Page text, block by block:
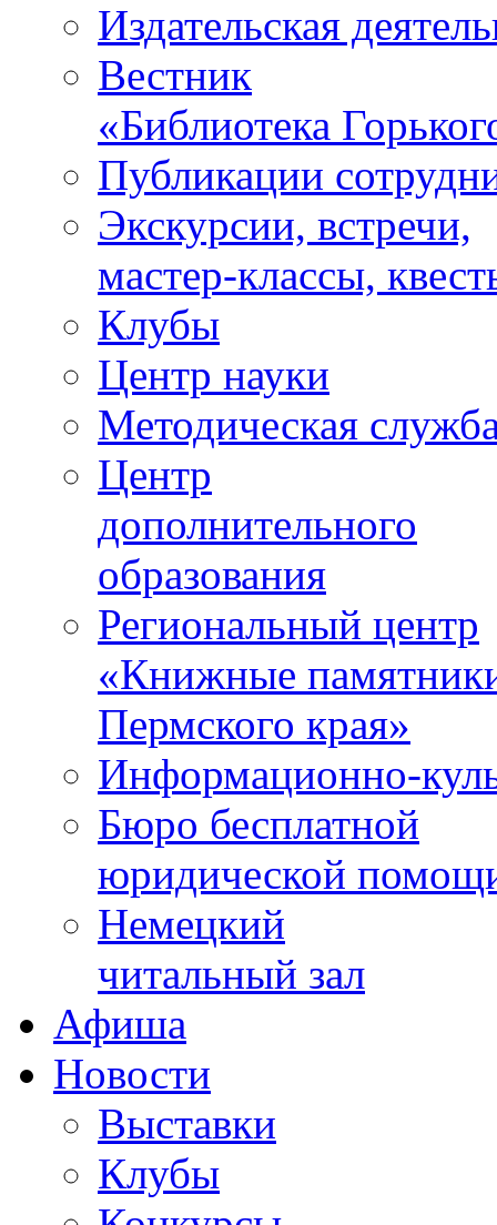
Издательская
Вестник
«Библиотека
Публикации
Экскурсии, встречи,
мастер-классы,
Клубы
Центр науки
Методическая
Центр
дополнительного
образования
Региональный центр
«Книжные
Пермского края»
Информационно-
Бюро бесплатной
юридической
Немецкий
читальный зал
Афиша
Новости
Выставки
Клубы